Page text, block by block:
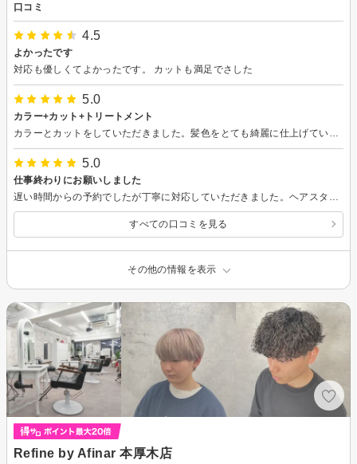
口コミ
4.5
よかったです
対応も優しくてよかったです。 カットも満足でさした
5.0
カラー+カット+トリートメント
5.0
仕事終わりにお願いしました
すべての口コミを見る
その他の情報を表示
Refine by Afinar 本厚木店